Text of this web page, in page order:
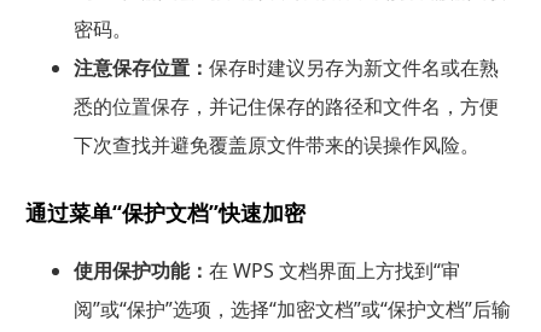
密码。
注意保存位置： 保存时建议另存为新文件名或在熟
悉的位置保存，并记住保存的路径和文件名，方便
下次查找并避免覆盖原文件带来的误操作风险。
通过菜单“保护文档”快速加密
使用保护功能： 在 WPS 文档界面上方找到“审
阅”或“保护”选项，选择“加密文档”或“保护文档”后输